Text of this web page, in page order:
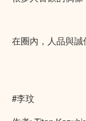
在圈內，人品與誠
#李玟